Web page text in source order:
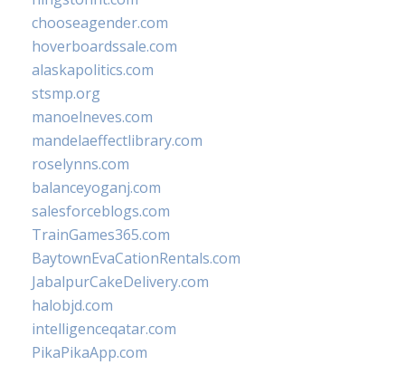
chooseagender.com
hoverboardssale.com
alaskapolitics.com
stsmp.org
manoelneves.com
mandelaeffectlibrary.com
roselynns.com
balanceyoganj.com
salesforceblogs.com
TrainGames365.com
BaytownEvaCationRentals.com
JabalpurCakeDelivery.com
halobjd.com
intelligenceqatar.com
PikaPikaApp.com